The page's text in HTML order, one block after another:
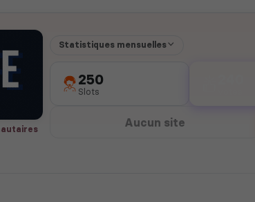
Statistiques mensuelles
250
Slots
Aucun site